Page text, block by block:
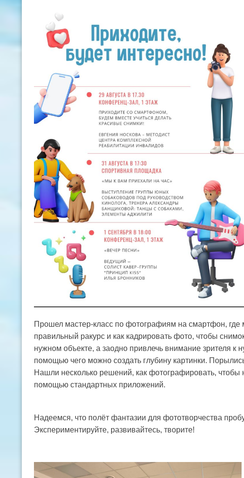
Прошел мастер-класс по фотографиям на смартфон, где
правильный ракурс и как кадрировать фото, чтобы
нужном объекте, а заодно привлечь внимание зрителя к
помощью чего можно создать глубину картинки.
Нашли несколько решений, как фотографировать, чтобы
помощью стандартных приложений.
Надеемся, что полёт фантазии для фототворчества
Экспериментируйте, развивайтесь, творите!